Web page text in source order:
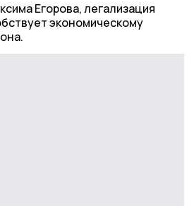
Егорова, легализация
экономическому